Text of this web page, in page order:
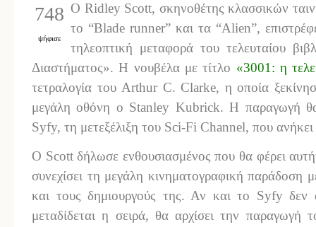
748
ψήφισε
Ο Ridley Scott, σκηνοθέτης κλασσικών
το “Blade runner” και τα “Alien”,
τηλεοπτική μεταφορά του τελευταίου
Διαστήματος». Η νουβέλα με τίτλο «3001: η
τετραλογία του Arthur C. Clarke, η οποία
μεγάλη οθόνη ο Stanley Kubrick. Η παραγωγή θα
Syfy, τη μετεξέλιξη του Sci-Fi Channel, που
Ο Scott δήλωσε ενθουσιασμένος που θα φέρει
συνεχίσει τη μεγάλη κινηματογραφική παράδοση
και τους δημιουργούς της. Αν και το Syfy δεν
μεταδίδεται η σειρά, θα αρχίσει την παραγωγή